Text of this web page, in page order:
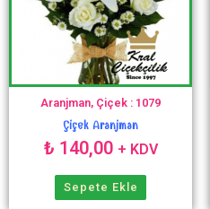
Aranjman, Çiçek : 1079
Çiçek Aranjman
₺ 140,00 + KDV
Sepete Ekle